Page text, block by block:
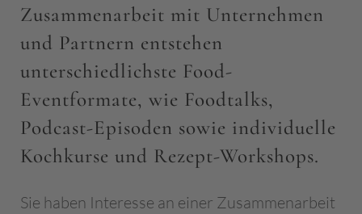
Zusammenarbeit mit Unternehmen
und Partnern entstehen
unterschiedlichste Food-
Eventformate, wie Foodtalks,
Podcast-Episoden sowie individuelle
Kochkurse und Rezept-Workshops.
Sie haben Interesse an einer Zusammenarbeit